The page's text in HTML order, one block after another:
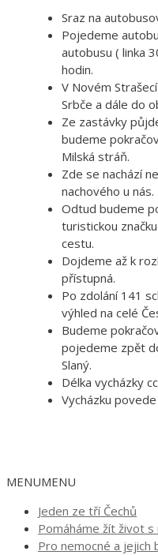
Sraz na
Pojedeme
autobusu ( linka
hodin.
V Novém
Srbče a dále do
Ze zastávky
budeme
Milská stráň.
Zde se nachází
nachového u nás.
Odtud budeme
turistickou
cestu.
Dojdeme až k
přístupná.
Po zdolání 141
výhled na celé
Budeme
pojedeme zpět
Slaný.
Délka vycházky
Vycházku povede
MENUMENU
Jeden ze tří Čechů
Pomáháme žít život s
Pro nemocné a jejich